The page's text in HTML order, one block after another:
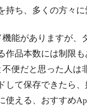
ち、多くの方々に
能がありますが、
作品本数には制限
便だと思った人
して保存できたら
使える、おすすめ